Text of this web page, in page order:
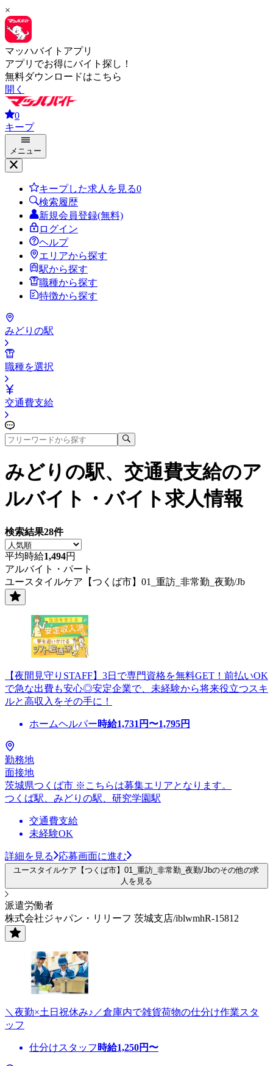
×
マッハバイトアプリ
アプリでお得にバイト探し！
無料ダウンロードはこちら
開く
0
キープ
メニュー
キープした求人を見る0
検索履歴
新規会員登録(無料)
ログイン
ヘルプ
エリアから探す
駅から探す
職種から探す
特徴から探す
みどりの駅
職種を選択
交通費支給
みどりの駅、交通費支給のア
ルバイト・バイト求人情報
検索結果28件
平均時給1,494円
アルバイト・パート
ユースタイルケア【つくば市】01_重訪_非常勤_夜勤/Jb
【夜間見守りSTAFF】3日で専門資格を無料GET！前払いOK
で急な出費も安心◎安定企業で、未経験から将来役立つスキ
ルと高収入をその手に！
ホームヘルパー時給1,731 円〜1,795円
勤務地
面接地
茨城県つくば市 ※こちらは募集エリアとなります。
つくば駅、みどりの駅、研究学園駅
交通費支給
未経験OK
詳細を見る 応募画面に進む
ユースタイルケア【つくば市】01_重訪_非常勤_夜勤/Jbのその他の求
人を見る
派遣労働者
株式会社ジャパン・リリーフ 茨城支店/iblwmhR-15812
＼夜勤×土日祝休み♪／倉庫内で雑貨荷物の仕分け作業スタ
ッフ
仕分けスタッフ 時給1,250円〜